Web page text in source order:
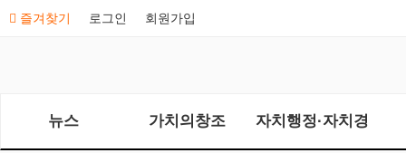
즐겨찾기 로그인 회원가입
뉴스 가치의창조 자치행정·자치경